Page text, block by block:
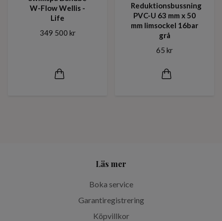
W-Flow Wellis -
Life
349 500 kr
Reduktionsbussning
PVC-U 63 mm x 50
mm limsockel 16bar
grå
65 kr
Läs mer
Boka service
Garantiregistrering
Köpvillkor